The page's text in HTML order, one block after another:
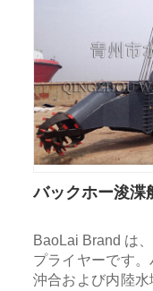
バックホー浚渫
BaoLai Brand は
プライヤーです
沖合および内陸